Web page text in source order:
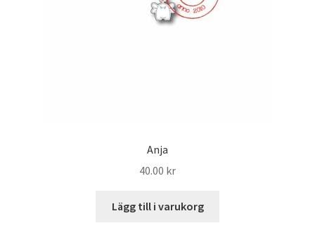
Anja
40.00 kr
Lägg till i varukorg